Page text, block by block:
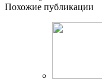
Похожие публикации